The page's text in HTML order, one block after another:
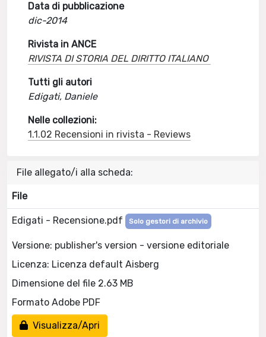
Data di pubblicazione
dic-2014
Rivista in ANCE
RIVISTA DI STORIA DEL DIRITTO ITALIANO
Tutti gli autori
Edigati, Daniele
Nelle collezioni:
1.1.02 Recensioni in rivista - Reviews
File allegato/i alla scheda:
File
Edigati - Recensione.pdf Solo gestori di archivio
Versione: publisher's version - versione editoriale
Licenza: Licenza default Aisberg
Dimensione del file 2.63 MB
Formato Adobe PDF
Visualizza/Apri